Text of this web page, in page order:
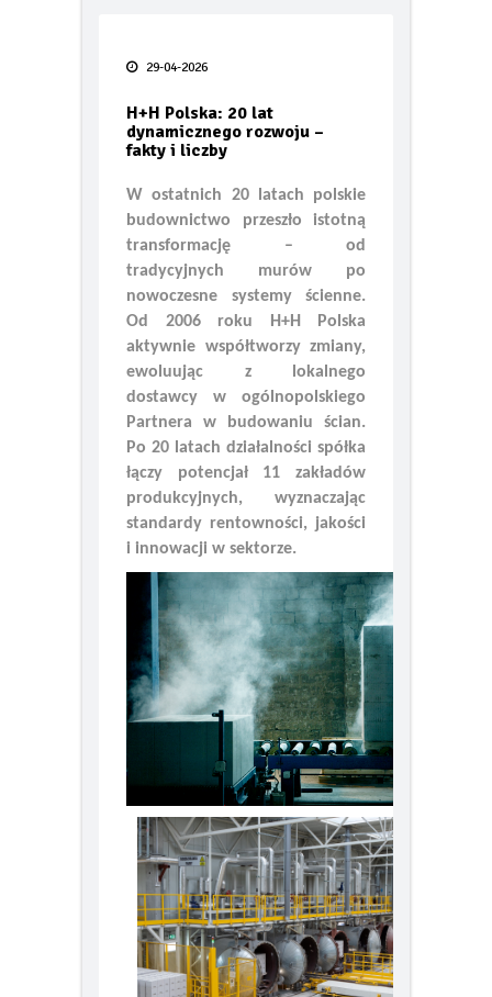
Taras bez błędów
FIAT prezentuje pierwsze oficjalne
zdjęcie swoich nowych globalnych
modeli Grizzly i Grizzly Fastback
Smak lata pod gołym niebem – jak
urządzić letnią kuchnię w 2026 roku
TECEdrainway – profil
prysznicowy nowej generacji
Odporność termoizolacji na wodę
– wilgotne ocieplenie jest jak mokry
sweter
Kiedy karpiówka odkrywa swój
potencjał… oryginalna dachówka
PROFIL Lenti
20 lat transformacji rynku ścian.
Nowa rola H+H w budownictwie
H+H Polska: 20 lat
dynamicznego rozwoju –
W ostatnich 20 latach polskie
budownictwo przeszło istotną
transformację – od
tradycyjnych murów po
nowoczesne systemy ścienne.
Od 2006 roku H+H Polska
aktywnie współtworzy zmiany,
ewoluując z lokalnego
dostawcy w ogólnopolskiego
Partnera w budowaniu ścian.
Po 20 latach działalności spółka
łączy potencjał 11 zakładów
produkcyjnych, wyznaczając
standardy rentowności, jakości
i innowacji w sektorze.